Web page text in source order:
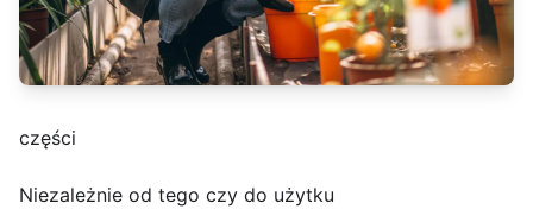
części
Niezależnie od tego czy do użytku